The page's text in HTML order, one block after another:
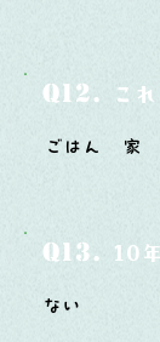
Q12. こ
ごはん 家
Q13. 10
ない